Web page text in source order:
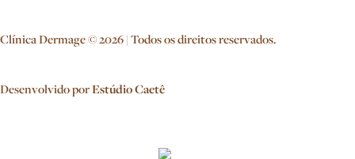
Clínica Dermage © 2026 | Todos os direitos reservados.
Desenvolvido porEstúdio Caetê